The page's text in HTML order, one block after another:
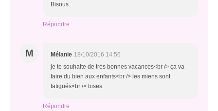
Bisous.
Répondre
M Mélanie 18/10/2016 14:56
je te souhaite de très bonnes vacances<br /> ça va
faire du bien aux enfants<br /> les miens sont
fatigués<br /> bises
Répondre